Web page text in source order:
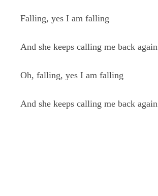
Falling, yes I am falling
And she keeps calling me back again
Oh, falling, yes I am falling
And she keeps calling me back again